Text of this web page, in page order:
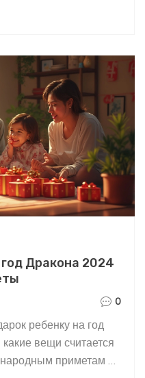
до советов по
эмоциям, и на что
Поделюсь личным
что
у маленького
не теряться среди
который
Дракона 2024
0
ребенку на год
вещи считается
приметам и